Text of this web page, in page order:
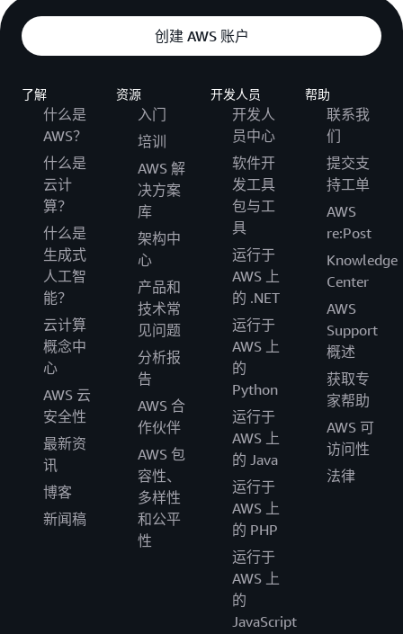
创建 AWS 账户
了解
什么是
AWS？
什么是
云计
算？
什么是
生成式
人工智
能？
云计算
概念中
心
AWS 云
安全性
最新资
讯
博客
新闻稿
资源
入门
培训
AWS 解
决方案
库
架构中
心
产品和
技术常
见问题
分析报
告
AWS 合
作伙伴
AWS 包
容性、
多样性
和公平
性
开发人员
开发人
员中心
软件开
发工具
包与工
具
运行于
AWS 上
的 .NET
运行于
AWS 上
的
Python
运行于
AWS 上
的 Java
运行于
AWS 上
的 PHP
运行于
AWS 上
的
JavaScript
帮助
联系我
们
提交支
持工单
AWS
re:Post
Knowledge
Center
AWS
Support
概述
获取专
家帮助
AWS 可
访问性
法律